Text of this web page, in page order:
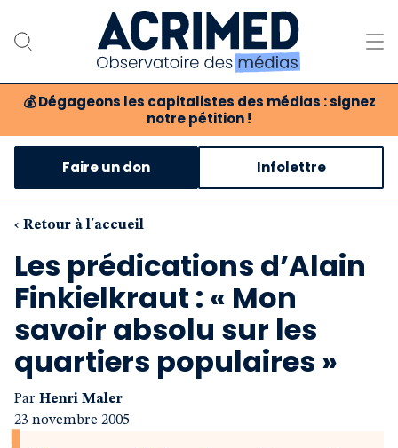
💰 Dégageons les capitalistes des médias : signez
notre pétition !
Notre association
Notre critique des médias
Nos propositions
Notre revue
Boutique
Faire un don Infolettre
‹ Retour à l'accueil
Les prédications d’Alain
Finkielkraut : « Mon
savoir absolu sur les
quartiers populaires »
Par Henri Maler
23 novembre 2005